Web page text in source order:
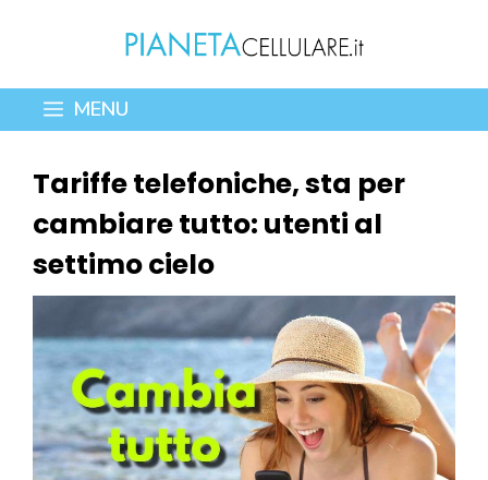
contenuto
MENU
Tariffe telefoniche, sta per
cambiare tutto: utenti al
settimo cielo